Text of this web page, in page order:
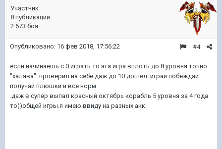
Участник
8 публикаций
2 673 боя
#4
Опубликовано: 16 фев 2018, 17:56:22
если начинаешь с 0 играть то эта игра вплоть до 8 уровня точно
"халява". проверил на себе даж до 10 дошел. играй побеждай
получай плюшки и все норм
.даж в супер выпал красный октябрь корабль 5 уровня за 4 года
то))общей игры.я имею ввиду на разных акк.